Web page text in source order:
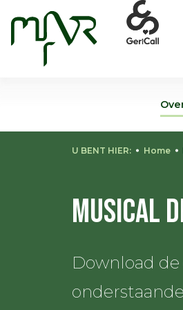
U BENT HIER: Home
Musical
Download